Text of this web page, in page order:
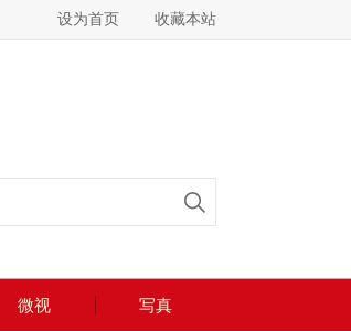
设为首页 收藏本站
微视 写真